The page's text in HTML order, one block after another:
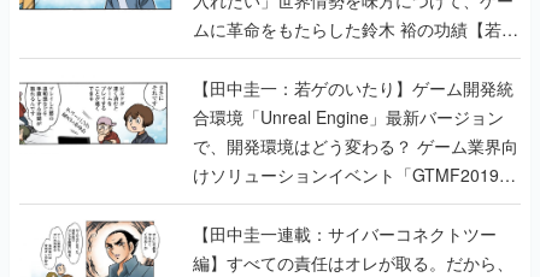
ムに革命をもたらした鈴木 裕の功績【若ゲ
のいたり】
【田中圭一：若ゲのいたり】ゲーム開発統
合環境「Unreal Engine」最新バージョン
で、開発環境はどう変わる？ ゲーム業界向
けソリューションイベント「GTMF2019」
に行って、より理解を深めよう【PR】
【田中圭一連載：サイバーコネクトツー
編】すべての責任はオレが取る。だから、